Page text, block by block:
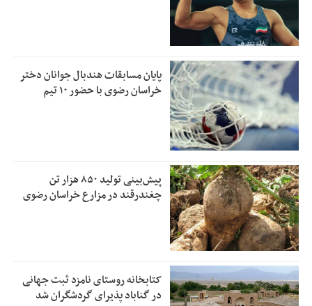
پایان مسابقات هندبال جوانان دختر
خراسان رضوی با حضور ۱۰ تیم
پیش‌بینی تولید ۸۵۰ هزار تن
چغندرقند در مزارع خراسان رضوی
کتابخانه روستای نامزد ثبت جهانی
در گناباد پذیرای گردشگران شد